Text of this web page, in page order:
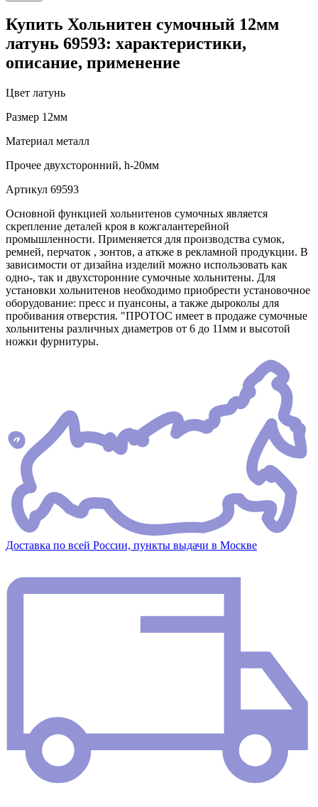
Купить Хольнитен сумочный 12мм
латунь 69593: характеристики,
описание, применение
Цвет латунь
Размер 12мм
Материал металл
Прочее двухсторонний, h-20мм
Артикул 69593
Основной функцией хольнитенов сумочных является
скрепление деталей кроя в кожгалантерейной
промышленности. Применяется для производства сумок,
ремней, перчаток , зонтов, а аткже в рекламной продукции. В
зависимости от дизайна изделий можно использовать как
одно-, так и двухсторонние сумочные хольнитены. Для
установки хольнитенов необходимо приобрести установочное
оборудование: пресс и пуансоны, а также дыроколы для
пробивания отверстия. "ПРОТОС имеет в продаже сумочные
хольнитены различных диаметров от 6 до 11мм и высотой
ножки фурнитуры.
Доставка по всей России, пункты выдачи в Москве